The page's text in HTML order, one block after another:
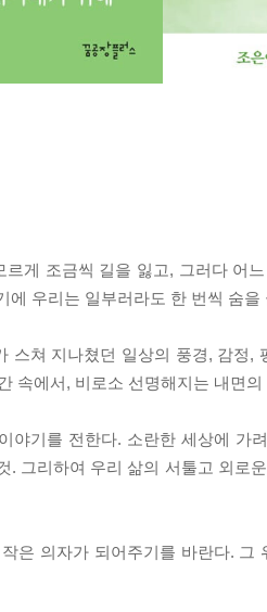
게 조금씩 길을 잃고, 그러다 어
에 우리는 일부러라도 한 번씩 숨을
스쳐 지나쳤던 일상의 풍경, 감정,
속에서, 비로소 선명해지는 내면
기를 전한다. 소란한 세상에 가
. 그리하여 우리 삶의 서툴고 외
은 의자가 되어주기를 바란다.